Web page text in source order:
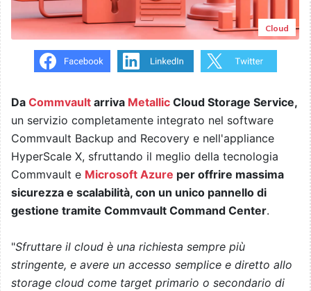
Cloud
Da Commvault arriva Metallic Cloud Storage Service,
un servizio completamente integrato nel software
Commvault Backup and Recovery e nell'appliance
HyperScale X, sfruttando il meglio della tecnologia
Commvault e Microsoft Azure per offrire massima
sicurezza e scalabilità, con un unico pannello di
gestione tramite Commvault Command Center.
"Sfruttare il cloud è una richiesta sempre più
stringente, e avere un accesso semplice e diretto allo
storage cloud come target primario o secondario di